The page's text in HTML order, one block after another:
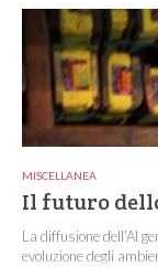
MISCELLANEA
Il futuro
La diffusione dell’AI
evoluzione degli